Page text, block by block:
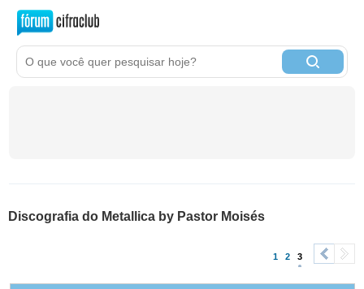
Discografia do Metallica by Pastor Moisés
1 2 3